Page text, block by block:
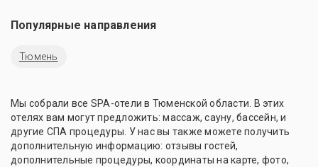
Популярные направления
Тюмень
Мы собрали все SPA-отели в Тюменской области. В этих
отелях вам могут предложить: массаж, сауну, бассейн, и
другие СПА процедуры. У нас вы также можете получить
дополнительную информацию: отзывы гостей,
дополнительные процедуры, координаты на карте, фото,